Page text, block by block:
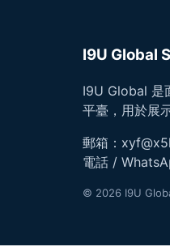
I9U Global
I9U Global 是
平臺，用於展
郵箱：
電話 /
© 2026 I9U